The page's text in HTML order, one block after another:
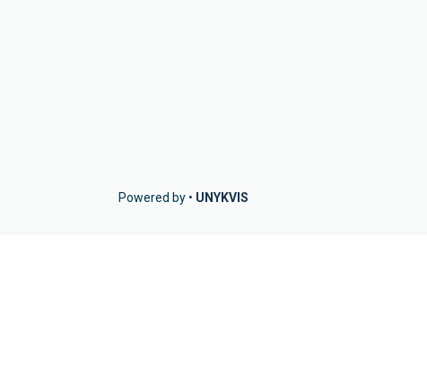
Powered by • UNYKVIS